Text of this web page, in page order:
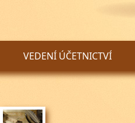
VEDENÍ ÚČETNICTVÍ